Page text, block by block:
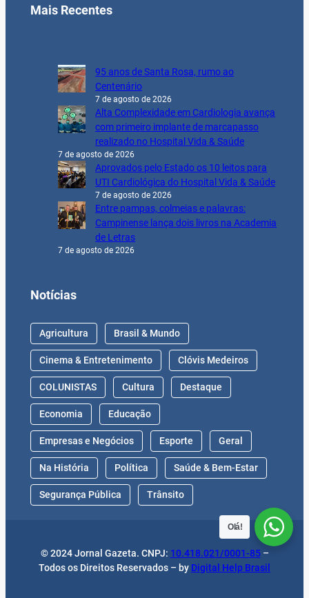
Mais Recentes
95 anos de Santa Rosa, rumo ao
Centenário
7 de agosto de 2026
Alta Complexidade em Cardiologia avança
com primeiro implante de marcapasso
realizado no Hospital Vida & Saúde
7 de agosto de 2026
Aprovados pelo Estado os 10 leitos para
UTI Cardiológica do Hospital Vida & Saúde
7 de agosto de 2026
Entre pampas, colmeias e palavras:
Campinense lança dois livros na Academia
de Letras
7 de agosto de 2026
Notícias
Agricultura Brasil & Mundo
Cinema & Entretenimento Clóvis Medeiros
COLUNISTAS Cultura Destaque
Economia Educação
Empresas e Negócios Esporte Geral
Na História Política Saúde & Bem-Estar
Segurança Pública Trânsito
© 2024 Jornal Gazeta. CNPJ: 10.418.021/0001-85–
Todos os Direitos Reservados – by Digital Help Brasil
Olá!